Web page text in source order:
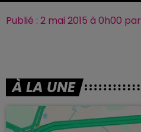
Publié : 2 mai 2015 à 0h00
À LA UNE